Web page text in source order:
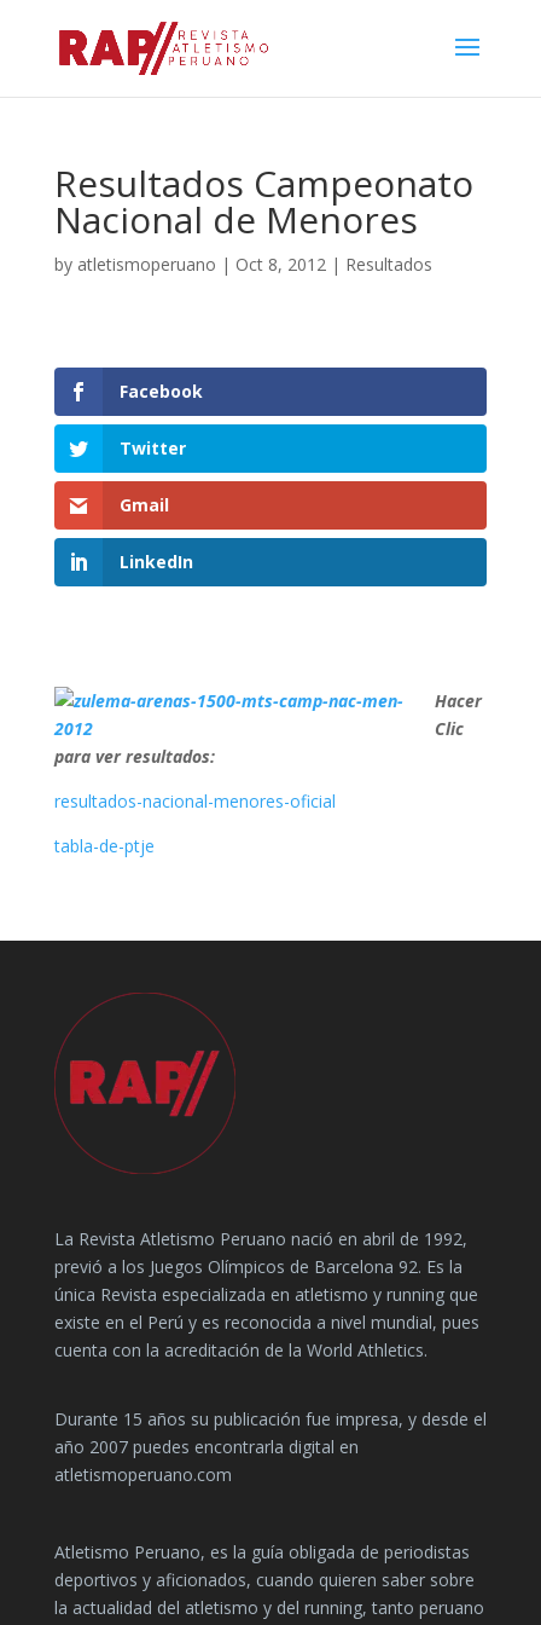
Resultados Campeonato
Nacional de Menores
by atletismoperuano | Oct 8, 2012| Resultados
Facebook
Twitter
Gmail
LinkedIn
Hacer
Clic
para ver resultados:
resultados-nacional-menores-oficial
tabla-de-ptje
La Revista Atletismo Peruano nació en abril de 1992,
previó a los Juegos Olímpicos de Barcelona 92. Es la
única Revista especializada en atletismo y running que
existe en el Perú y es reconocida a nivel mundial, pues
cuenta con la acreditación de la World Athletics.
Durante 15 años su publicación fue impresa, y desde el
año 2007 puedes encontrarla digital en
atletismoperuano.com
Atletismo Peruano, es la guía obligada de periodistas
deportivos y aficionados, cuando quieren saber sobre
la actualidad del atletismo y del running, tanto peruano